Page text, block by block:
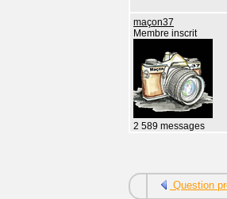
maçon37
Membre inscrit
2 589 messages
Question